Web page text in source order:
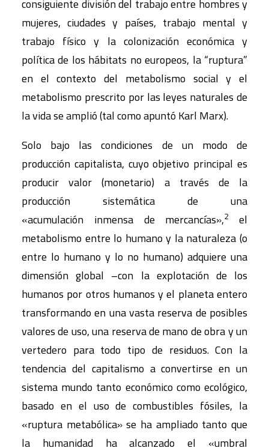
consiguiente división del trabajo entre hombres y
mujeres, ciudades y países, trabajo mental y
trabajo físico y la colonización económica y
política de los hábitats no europeos, la “ruptura”
en el contexto del metabolismo social y el
metabolismo prescrito por las leyes naturales de
la vida se amplió (tal como apuntó Karl Marx).
Solo bajo las condiciones de un modo de
producción capitalista, cuyo objetivo principal es
producir valor (monetario) a través de la
producción sistemática de una
«acumulación inmensa de mercancías»,2 el
metabolismo entre lo humano y la naturaleza (o
entre lo humano y lo no humano) adquiere una
dimensión global –con la explotación de los
humanos por otros humanos y el planeta entero
transformando en una vasta reserva de posibles
valores de uso, una reserva de mano de obra y un
vertedero para todo tipo de residuos. Con la
tendencia del capitalismo a convertirse en un
sistema mundo tanto económico como ecológico,
basado en el uso de combustibles fósiles, la
«ruptura metabólica» se ha ampliado tanto que
la humanidad ha alcanzado el «umbral